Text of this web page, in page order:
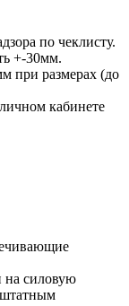
по чеклисту.
+-30мм.
при размерах (до
кабинете
на силовую